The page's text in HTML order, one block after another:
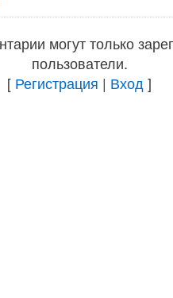
могут только
пользователи.
[ Регистрация | Вход ]